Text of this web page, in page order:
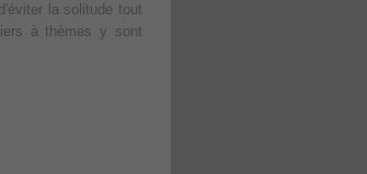
la solitude tout
à thèmes y sont